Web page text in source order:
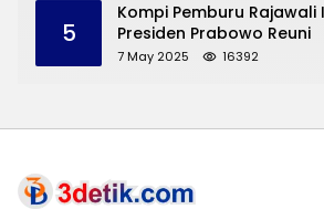
5
Kompi Pemburu Rajawali
Presiden Prabowo Reuni
7 May 2025 16392